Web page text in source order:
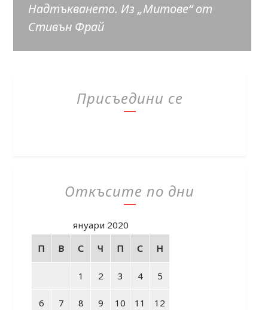
Надтъкването. Из „Митове“ от
Стивън Фрай
Присъедини се
Откъсите по дни
януари 2020
П
В С Ч П С Н
1 2 3 4 5
6 7 8 9 10 11 12